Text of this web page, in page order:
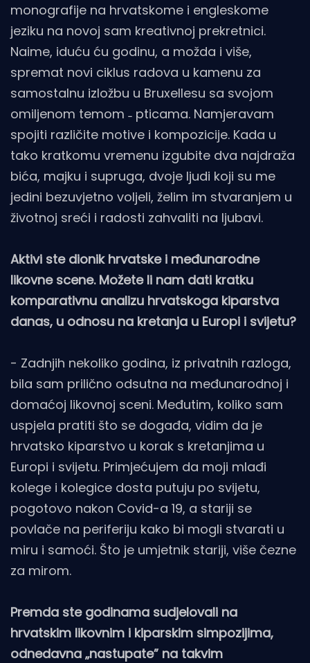
monografije na hrvatskome i engleskome
jeziku na novoj sam kreativnoj prekretnici.
Naime, iduću ću godinu, a možda i više,
spremat novi ciklus radova u kamenu za
samostalnu izložbu u Bruxellesu sa svojom
omiljenom temom ˗ pticama. Namjeravam
spojiti različite motive i kompozicije. Kada u
tako kratkomu vremenu izgubite dva najdraža
bića, majku i supruga, dvoje ljudi koji su me
jedini bezuvjetno voljeli, želim im stvaranjem u
životnoj sreći i radosti zahvaliti na ljubavi.
Aktivi ste dionik hrvatske i međunarodne
likovne scene. Možete li nam dati kratku
komparativnu analizu hrvatskoga kiparstva
danas, u odnosu na kretanja u Europi i svijetu?
- Zadnjih nekoliko godina, iz privatnih razloga,
bila sam prilično odsutna na međunarodnoj i
domaćoj likovnoj sceni. Međutim, koliko sam
uspjela pratiti što se događa, vidim da je
hrvatsko kiparstvo u korak s kretanjima u
Europi i svijetu. Primjećujem da moji mlađi
kolege i kolegice dosta putuju po svijetu,
pogotovo nakon Covid-a 19, a stariji se
povlače na periferiju kako bi mogli stvarati u
miru i samoći. Što je umjetnik stariji, više čezne
za mirom.
Premda ste godinama sudjelovali na
hrvatskim likovnim i kiparskim simpozijima,
odnedavna „nastupate” na takvim